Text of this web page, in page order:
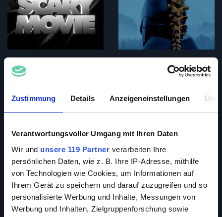
Zustimmung Details Anzeigeneinstellungen
Verantwortungsvoller Umgang mit Ihren Daten
Wir und unsere 119 Partner verarbeiten Ihre
persönlichen Daten, wie z. B. Ihre IP-Adresse, mithilfe
von Technologien wie Cookies, um Informationen auf
Ihrem Gerät zu speichern und darauf zuzugreifen und so
personalisierte Werbung und Inhalte, Messungen von
Werbung und Inhalten, Zielgruppenforschung sowie